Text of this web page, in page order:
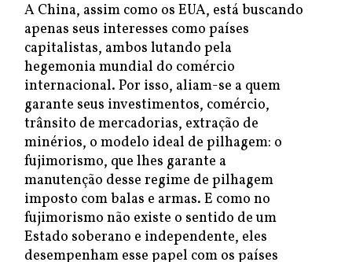
A China, assim como os EUA, está buscando
apenas seus interesses como países
capitalistas, ambos lutando pela
hegemonia mundial do comércio
internacional. Por isso, aliam-se a quem
garante seus investimentos, comércio,
trânsito de mercadorias, extração de
minérios, o modelo ideal de pilhagem: o
fujimorismo, que lhes garante a
manutenção desse regime de pilhagem
imposto com balas e armas. E como no
fujimorismo não existe o sentido de um
Estado soberano e independente, eles
desempenham esse papel com os países